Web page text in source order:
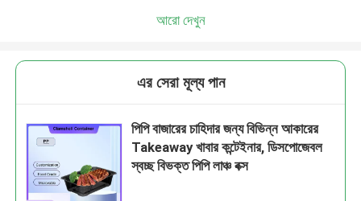
আরো দেখুন
এর সেরা মূল্য পান
পিপি বাজারের চাহিদার জন্য বিভিন্ন আকারের
Takeaway খাবার কন্টেইনার, ডিসপোজেবল
স্বচ্ছ বিভক্ত পিপি লাঞ্চ বক্স